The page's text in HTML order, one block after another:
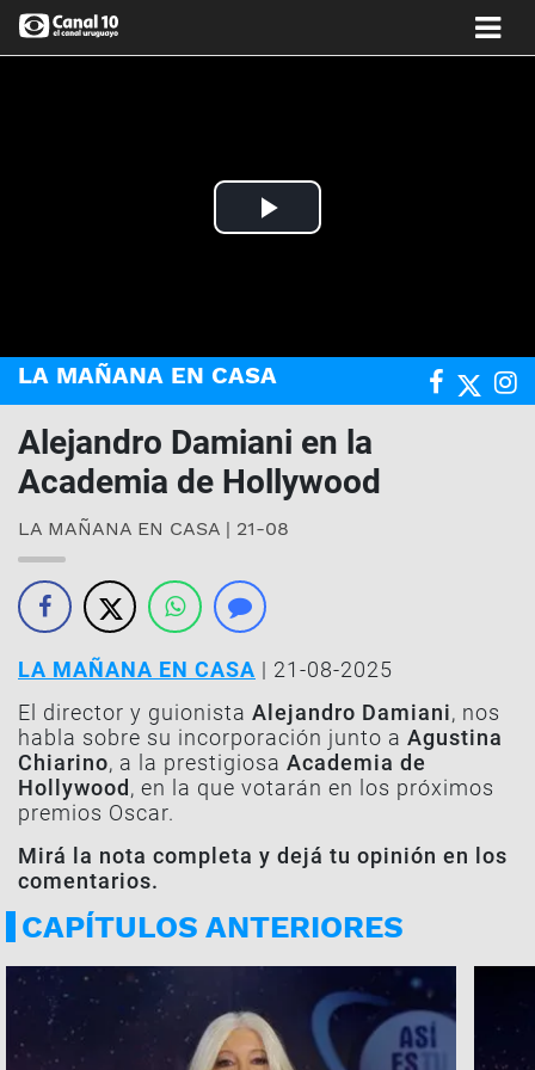
Play
LA MAÑANA EN CASA
Alejandro Damiani en la
Academia de Hollywood
LA MAÑANA EN CASA | 21-08
LA MAÑANA EN CASA | 21-08-2025
El director y guionista Alejandro Damiani, nos
habla sobre su incorporación junto a Agustina
Chiarino, a la prestigiosa Academia de
Hollywood , en la que votarán en los próximos
premios Oscar.
Mirá la nota completa y dejá tu opinión en los
comentarios.
CAPÍTULOS ANTERIORES